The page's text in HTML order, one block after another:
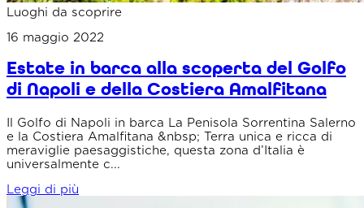
Luoghi da scoprire
16 maggio 2022
Estate in barca alla scoperta del Golfo
di Napoli e della Costiera Amalfitana
Il Golfo di Napoli in barca La Penisola Sorrentina Salerno
e la Costiera Amalfitana &nbsp; Terra unica e ricca di
meraviglie paesaggistiche, questa zona d’Italia è
universalmente c...
Leggi di più